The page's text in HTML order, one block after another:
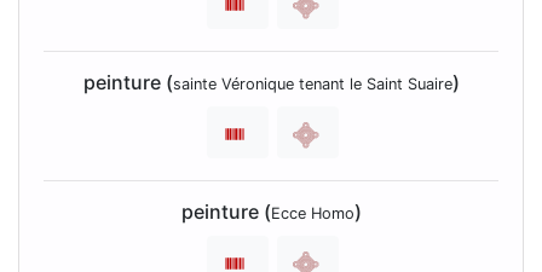
peinture (sainte Véronique tenant le Saint Suaire)
peinture (Ecce Homo)